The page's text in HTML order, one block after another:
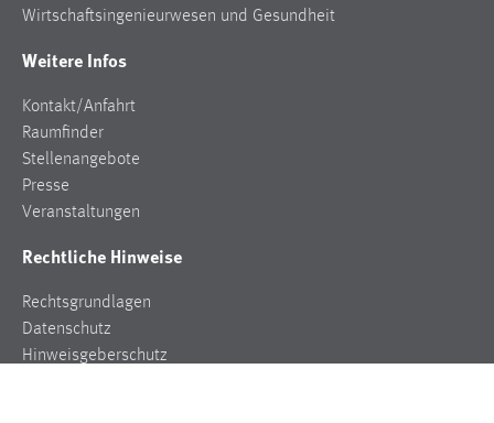
Wirtschaftsingenieurwesen und Gesundheit
Weitere Infos
Kontakt/Anfahrt
Raumfinder
Stellenangebote
Presse
Veranstaltungen
Rechtliche Hinweise
Rechtsgrundlagen
Datenschutz
Hinweisgeberschutz